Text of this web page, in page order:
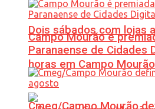
Dois sábados com lojas
horas em Campo Mourão
Campo Mourão é
Paranaense de Cidades
Cmeg/Campo Mourão